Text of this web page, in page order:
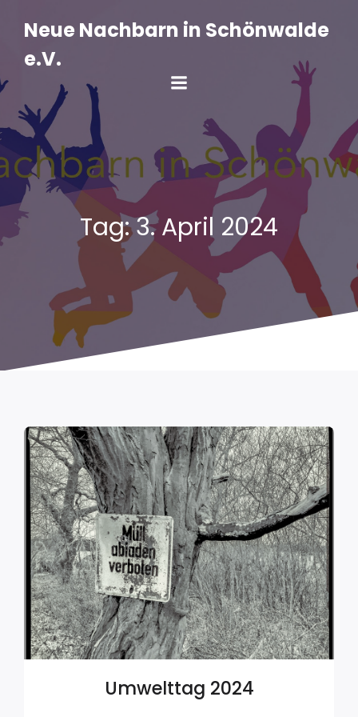
Inhalt
springenNeue Nachbarn in Schönwalde
e.V.
Tag:3. April 2024
Umwelttag 2024